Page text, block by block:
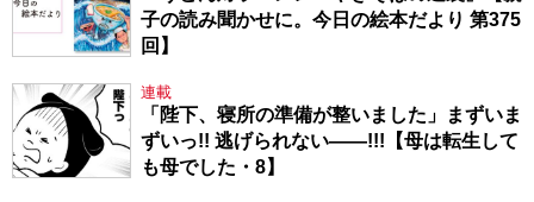
子の読み聞かせに。今日の絵本だより 第375
回】
連載
「陛下、寝所の準備が整いました」まずいま
ずいっ!! 逃げられない――!!!【母は転生して
も母でした・8】